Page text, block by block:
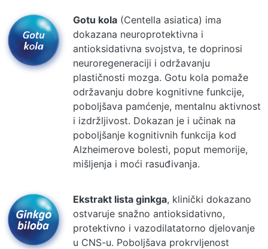
Gotu kola (Centella asiatica) ima
dokazana neuroprotektivna i
antioksidativna svojstva, te doprinosi
neuroregeneraciji i održavanju
plastičnosti mozga. Gotu kola pomaže
održavanju dobre kognitivne funkcije,
poboljšava pamćenje, mentalnu aktivnost
i izdržljivost. Dokazan je i učinak na
poboljšanje kognitivnih funkcija kod
Alzheimerove bolesti, poput memorije,
mišljenja i moći rasuđivanja.
Ekstrakt lista ginkga, klinički dokazano
ostvaruje snažno antioksidativno,
protektivno i vazodilatatorno djelovanje
u CNS-u. Poboljšava prokrvljenost